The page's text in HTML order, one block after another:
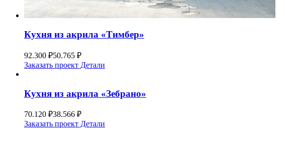
Кухня из акрила «Тимбер»
92.300 ₽50.765 ₽
Заказать проект Детали
Кухня из акрила «Зебрано»
70.120 ₽38.566 ₽
Заказать проект Детали